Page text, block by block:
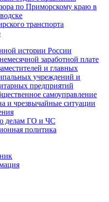
по Приморскому краю в
транспорта
истории России
заработной плате
и главных
учреждений и
предприятий
самоуправление
и чрезвычайные ситуации
делам ГО и ЧС
политика